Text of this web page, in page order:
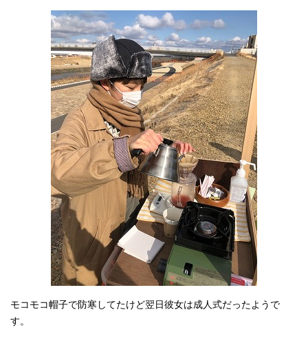
モコモコ帽子で防寒してたけど翌日彼女は成人式だったようで
す。